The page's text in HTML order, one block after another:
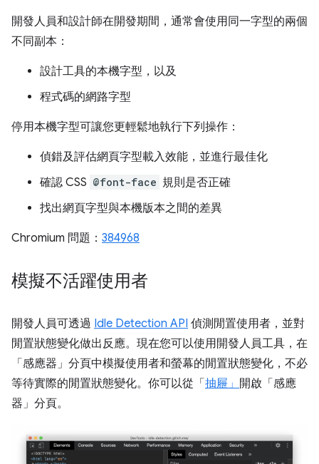
開發人員和設計師在開發期間，通常會使用同一字型的兩個
不同副本：
設計工具的本機字型，以及
程式碼的網路字型
停用本機字型可讓您更輕鬆地執行下列操作：
偵錯及評估網頁字型載入效能，並進行最佳化
確認 CSS @font-face 規則是否正確
找出網頁字型與本機版本之間的差異
Chromium 問題： 384968
模擬不活躍使用者
開發人員可透過 Idle Detection API 偵測閒置使用者，並對
閒置狀態變化做出反應。現在您可以使用開發人員工具，在
「感應器」 分頁中模擬使用者和螢幕的閒置狀態變化，不必
等待實際的閒置狀態變化。你可以從「 抽屜」 開啟「感應
器」 分頁。